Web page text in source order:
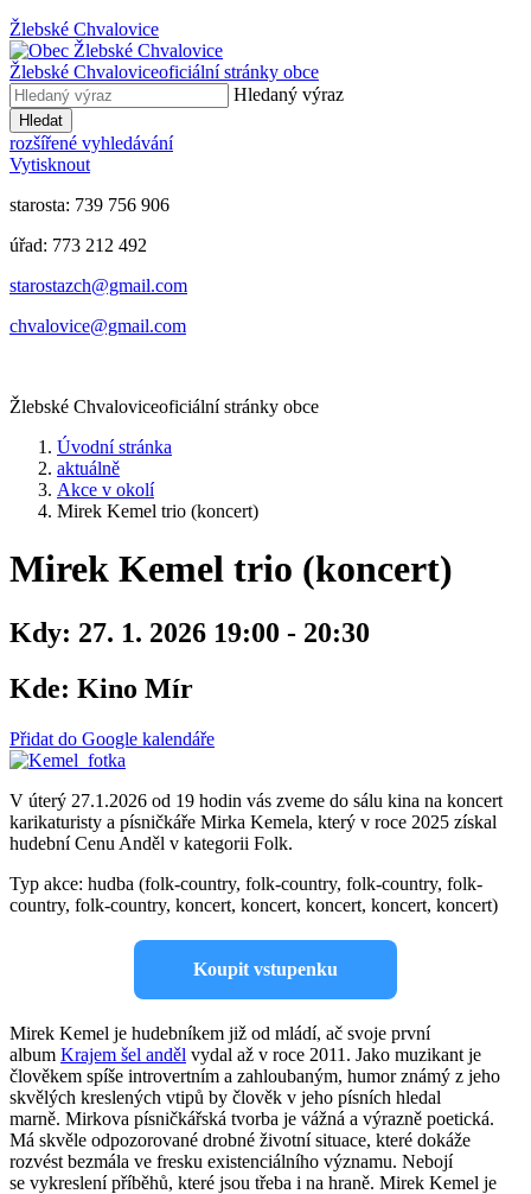
Žlebské Chvalovice
Žlebské Chvaloviceoficiální stránky obce
Hledaný výraz
Hledat
rozšířené vyhledávání
Vytisknout
starosta: 739 756 906
úřad: 773 212 492
​​​​starostazch@gmail.com
​​​​chvalovice@gmail.com
Žlebské Chvaloviceoficiální stránky obce
Úvodní stránka
aktuálně
Akce v okolí
Mirek Kemel trio (koncert)
Mirek Kemel trio (koncert)
Kdy: 27. 1. 2026 19:00 - 20:30
Kde: Kino Mír
Přidat do Google kalendáře
V úterý 27.1.2026 od 19 hodin vás zveme do sálu kina na koncert
karikaturisty a písničkáře Mirka Kemela, který v roce 2025 získal
hudební Cenu Anděl v kategorii Folk.
Typ akce: hudba (folk-country, folk-country, folk-country, folk-
country, folk-country, koncert, koncert, koncert, koncert, koncert)
Koupit vstupenku
Mirek Kemel je hudebníkem již od mládí, ač svoje první
album Krajem šel anděl vydal až v roce 2011. Jako muzikant je
člověkem spíše introvertním a zahloubaným, humor známý z jeho
skvělých kreslených vtipů by člověk v jeho písních hledal
marně. Mirkova písničkářská tvorba je vážná a výrazně poetická.
Má skvěle odpozorované drobné životní situace, které dokáže
rozvést bezmála ve fresku existenciálního významu. Nebojí
se vykreslení příběhů, které jsou třeba i na hraně. Mirek Kemel je